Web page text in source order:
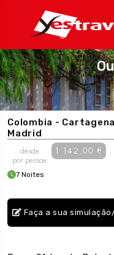
Colombia -
Madrid
desde
por pessoa
1 142,00 €
7 Noites
Faça a sua